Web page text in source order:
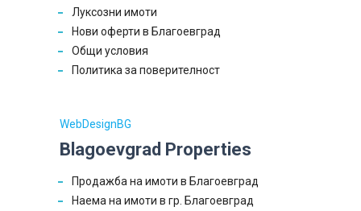
Луксозни имоти
Нови оферти в Благоевград
Общи условия
Политика за поверителност
WebDesignBG
Blagoevgrad Properties
Продажба на имоти в Благоевград
Наема на имоти в гр. Благоевград